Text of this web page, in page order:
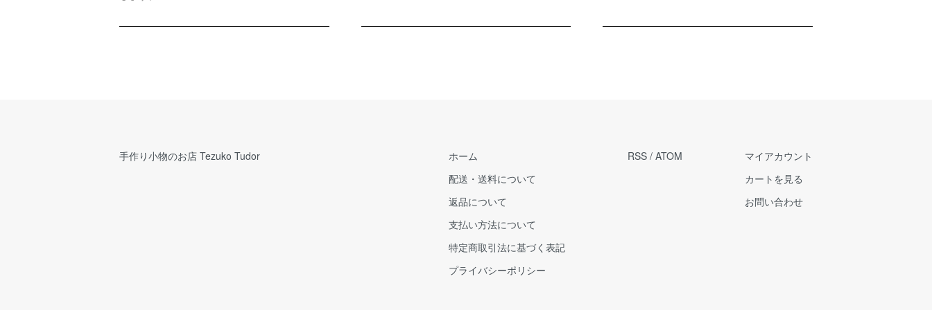
手作り小物のお店 Tezuko Tudor
ホーム
配送・送料について
返品について
支払い方法について
特定商取引法に基づく表記
プライバシーポリシー
RSS / ATOM
マイアカウント
カートを見る
お問い合わせ